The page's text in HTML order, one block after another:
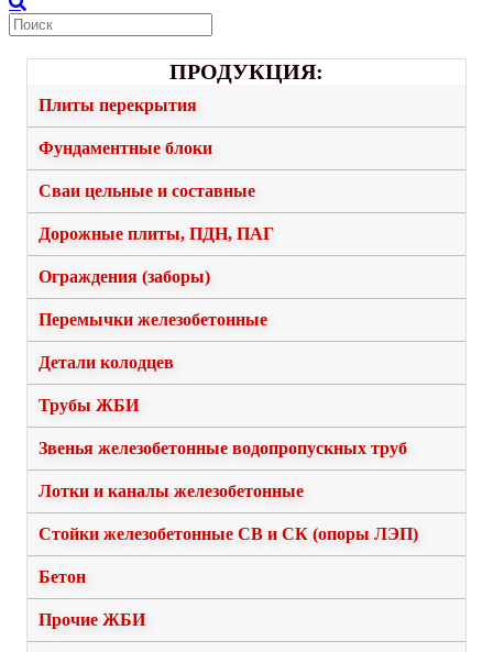
ПРОДУКЦИЯ:
Плиты перекрытия
Фундаментные блоки
Сваи цельные и составные
Дорожные плиты, ПДН, ПАГ
Ограждения (заборы)
Перемычки железобетонные
Детали колодцев
Трубы ЖБИ
Звенья железобетонные водопропускных труб
Лотки и каналы железобетонные
Стойки железобетонные СВ и СК (опоры ЛЭП)
Бетон
Прочие ЖБИ